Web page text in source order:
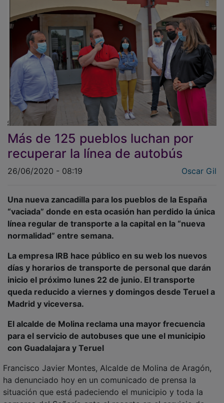
Más de 125 pueblos luchan por
recuperar la línea de autobús
26/06/2020 - 08:19
“vaciada” donde en esta ocasión han perdido la única
línea regular de transporte a la capital en la “nueva
normalidad” entre semana.
días y horarios de transporte de personal que darán
inicio el próximo lunes 22 de junio. El transporte
queda reducido a viernes y domingos desde Teruel a
Madrid y viceversa.
para el servicio de autobuses que une el municipio
con Guadalajara y Teruel
ha denunciado hoy en un comunicado de prensa la
situación que está padeciendo el municipio y toda la
comarca del Señorío ante el recorte en el servicio de